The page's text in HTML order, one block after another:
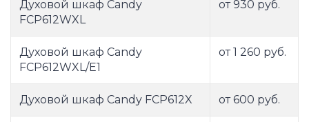
Духовой шкаф Candy
FCP612WXL
от 930 руб.
Духовой шкаф Candy
FCP612WXL/E1
от 1 260 руб.
Духовой шкаф Candy FCP612X от 600 руб.